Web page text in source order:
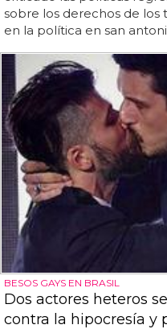
sobre los derechos de los
en la política en san
BESOS GAYS EN BRASIL
Dos actores heteros
contra la hipocresía y